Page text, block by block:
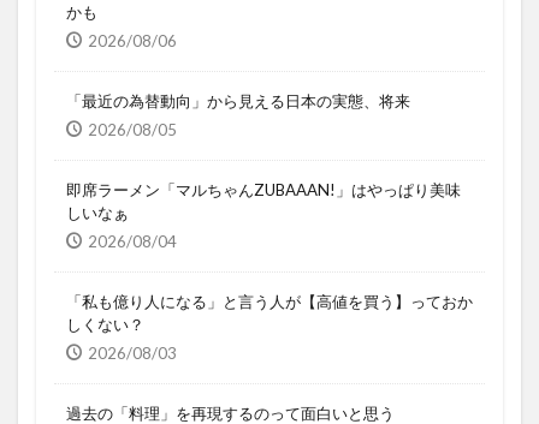
かも
2026/08/06
「最近の為替動向」から見える日本の実態、将来
2026/08/05
即席ラーメン「マルちゃんZUBAAAN!」はやっぱり美味
しいなぁ
2026/08/04
「私も億り人になる」と言う人が【高値を買う】っておか
しくない？
2026/08/03
過去の「料理」を再現するのって面白いと思う